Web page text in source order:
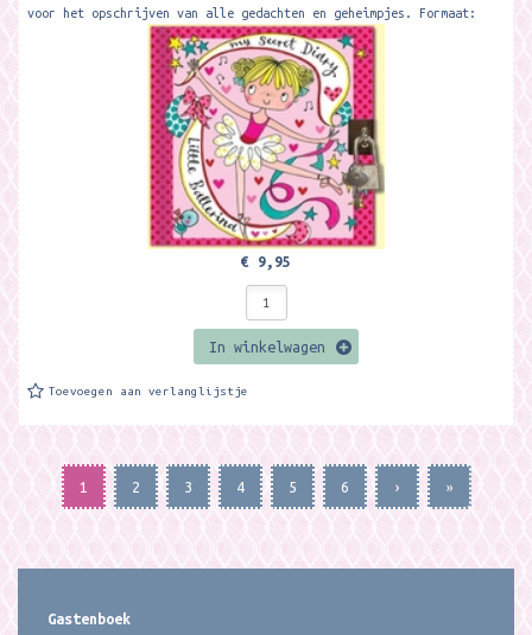
voor het opschrijven van alle gedachten en geheimpjes. Formaat:
14,1 x 14,7 cm....
€ 9,95
In winkelwagen
Toevoegen aan verlanglijstje
1 2 3 4 5 6 › »
Gastenboek